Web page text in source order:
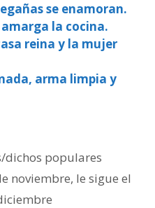
se enamoran.
la cocina.
reina y la mujer
arma limpia y
dichos populares
noviembre, le sigue el